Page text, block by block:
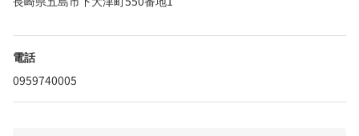
電話
0959740005